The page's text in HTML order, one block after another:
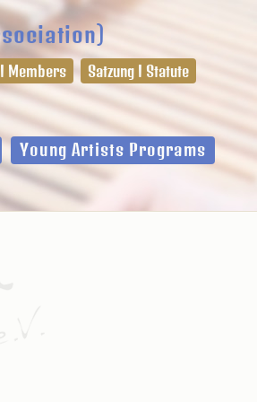
Members
Satzung I Statute
Young Artists Programs